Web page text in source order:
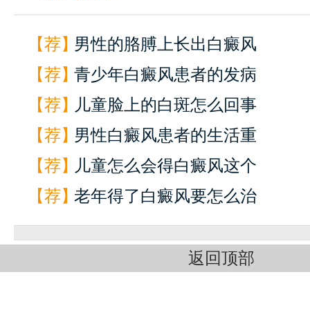
【荐】男性的胳膊上长出白癜风
【荐】青少年白癜风患者的发病
【荐】 儿童脸上的白斑怎么回事
【荐】男性白癜风患者的生活重
【荐】 儿童怎么会得白癜风这个
【荐】老年得了白癜风要怎么治
返回顶部